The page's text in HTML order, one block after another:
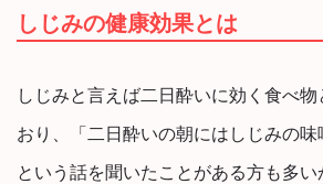
しじみの健康効果とは
しじみと言えば二日酔いに効く食べ物
おり、「二日酔いの朝にはしじみの味
という話を聞いたことがある方も多い